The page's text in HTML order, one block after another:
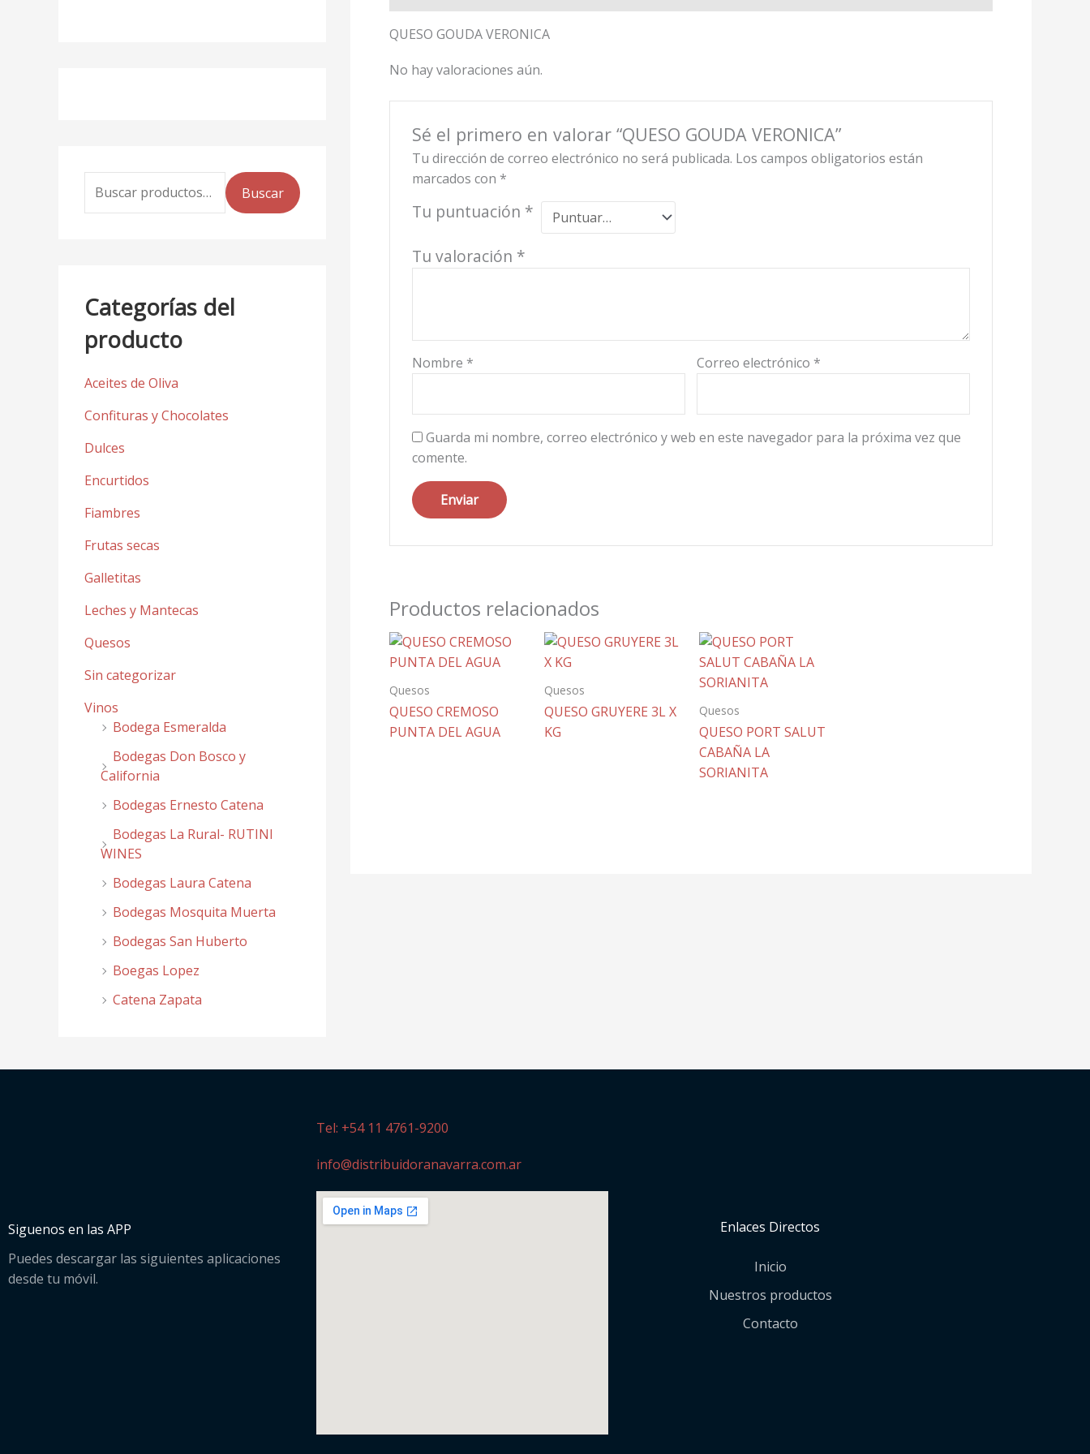
Buscar
Categorías del
producto
Aceites de Oliva
Confituras y Chocolates
Dulces
Encurtidos
Fiambres
Frutas secas
Galletitas
Leches y Mantecas
Quesos
Sin categorizar
Vinos
Bodega Esmeralda
Bodegas Don Bosco y
California
Bodegas Ernesto Catena
Bodegas La Rural- RUTINI
WINES
Bodegas Laura Catena
Bodegas Mosquita Muerta
Bodegas San Huberto
Boegas Lopez
Catena Zapata
QUESO GOUDA VERONICA
No hay valoraciones aún.
Sé el primero en valorar “QUESO GOUDA VERONICA”
Tu dirección de correo electrónico no será publicada. Los campos obligatorios están
marcados con *
Tu puntuación *
Tu valoración *
Nombre * Correo electrónico *
Guarda mi nombre, correo electrónico y web en este navegador para la próxima vez que
comente.
Productos relacionados
Quesos
QUESO CREMOSO
PUNTA DEL AGUA
Quesos
QUESO GRUYERE 3L X
KG
Quesos
QUESO PORT SALUT
CABAÑA LA
SORIANITA
Siguenos en las APP
Puedes descargar las siguientes aplicaciones
desde tu móvil.
Tel: +54 11 4761-9200
info@distribuidoranavarra.com.ar
Enlaces Directos
Inicio
Nuestros productos
Contacto